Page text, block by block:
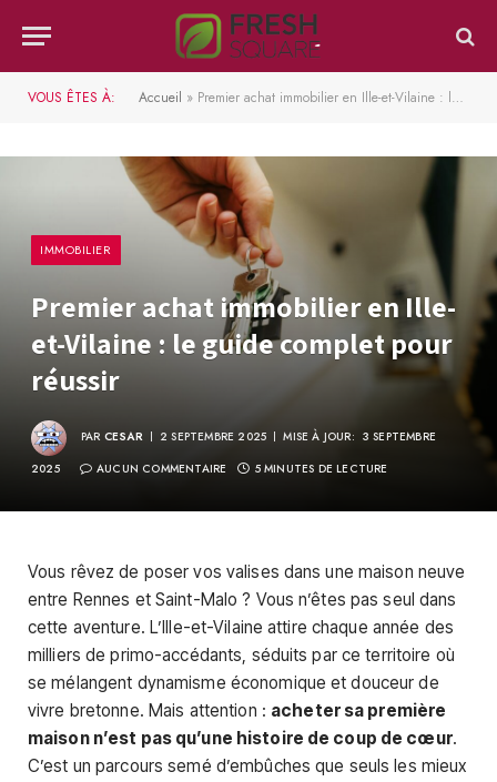
VOUS ÊTES À: Accueil » Premier achat immobilier en Ille-et-Vilaine : le guide complet pour réussir
IMMOBILIER
Premier achat immobilier en Ille-
et-Vilaine : le guide complet pour
réussir
PAR CESAR 2 SEPTEMBRE 2025 MISE À JOUR: 3 SEPTEMBRE
2025
AUCUN COMMENTAIRE 5 MINUTES DE LECTURE
Vous rêvez de poser vos valises dans une maison neuve
entre Rennes et Saint-Malo ? Vous n’êtes pas seul dans
cette aventure. L’Ille-et-Vilaine attire chaque année des
milliers de primo-accédants, séduits par ce territoire où
se mélangent dynamisme économique et douceur de
vivre bretonne. Mais attention : acheter sa première
maison n’est pas qu’une histoire de coup de cœur.
C’est un parcours semé d’embûches que seuls les mieux